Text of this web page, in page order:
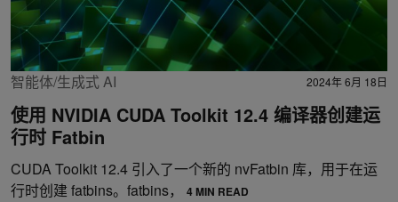
智能体/生成式 AI 2024年 6月 18日
使用 NVIDIA CUDA Toolkit 12.4 编译器创建运
行时 Fatbin
CUDA Toolkit 12.4 引入了一个新的 nvFatbin 库，用于在运
行时创建 fatbins。fatbins，
4 MIN READ